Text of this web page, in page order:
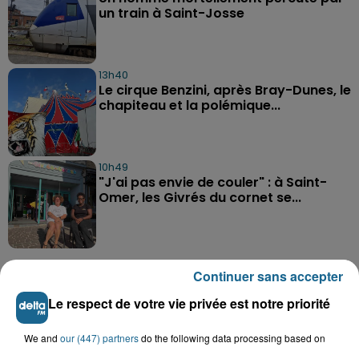
un train à Saint-Josse
13h40
Le cirque Benzini, après Bray-Dunes, le
chapiteau et la polémique...
10h49
"J'ai pas envie de couler" : à Saint-
Omer, les Givrés du cornet se...
A GAGNER
Le respect de votre vie privée est notre priorité
We and our (447) partnersdo the following data processing based on
Continuer sans accepter